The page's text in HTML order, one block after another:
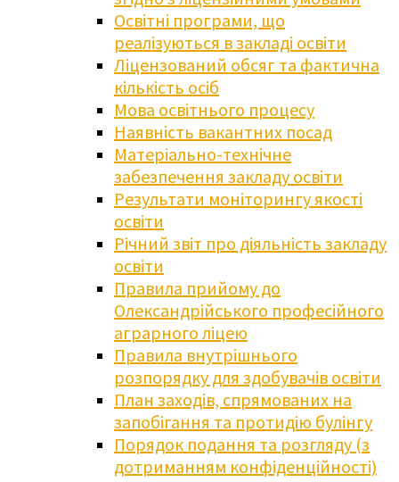
Освітні програми, що
реалізуються в закладі освіти
Ліцензований обсяг та фактична
кількість осіб
Мова освітнього процесу
Наявність вакантних посад
Матеріально-технічне
забезпечення закладу освіти
Результати моніторингу якості
освіти
Річний звіт про діяльність закладу
освіти
Правила прийому до
Олександрійського професійного
аграрного ліцею
Правила внутрішнього
розпорядку для здобувачів освіти
План заходів, спрямованих на
запобігання та протидію булінгу
Порядок подання та розгляду (з
дотриманням конфіденційності)